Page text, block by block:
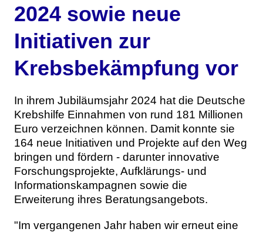
Personen
Über uns
2024 sowie neue
Initiativen zur
Krebsbekämpfung vor
In ihrem Jubiläumsjahr 2024 hat die Deutsche
Krebshilfe Einnahmen von rund 181 Millionen
Euro verzeichnen können. Damit konnte sie
164 neue Initiativen und Projekte auf den Weg
bringen und fördern - darunter innovative
Forschungsprojekte, Aufklärungs- und
Informationskampagnen sowie die
Erweiterung ihres Beratungsangebots.
"Im vergangenen Jahr haben wir erneut eine